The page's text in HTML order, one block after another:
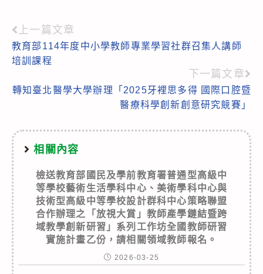
Read
more
上一篇文章
教育部114年度中小學教師專業學習社群召集人講師
培訓課程
下一篇文章
轉知臺北醫學大學辦理「2025牙裡思多得 國際口腔暨
醫療科學創新創意研究競賽」
相關內容
檢送教育部國民及學前教育署普通型高級中
等學校藝術生活學科中心、美術學科中心與
技術型高級中等學校設計群科中心策略聯盟
合作辦理之「放視大賞」教師產學鏈結暨跨
域教學創新研習」系列工作坊全國教師研習
實施計畫乙份，請相關領域教師報名。
2026-03-25